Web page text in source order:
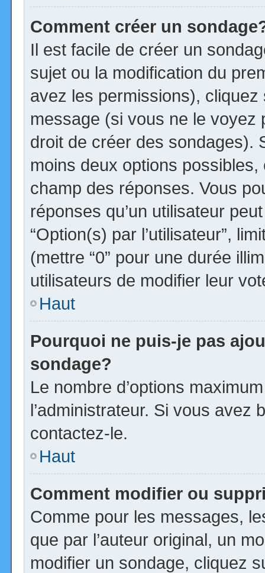
Comment créer un
Il est facile de créer un
sujet ou la modification du
avez les permissions), cliquez
message (si vous ne le voyez
droit de créer des sondages).
moins deux options
champ des réponses. Vous
réponses qu’un utilisateur
“Option(s) par l’utilisateur”,
(mettre “0” pour une durée
utilisateurs de modifier leur
Haut
Pourquoi ne puis-je pas
sondage?
Le nombre d’options
l’administrateur. Si vous avez
contactez-le.
Haut
Comment modifier ou
Comme pour les messages,
que par l’auteur original, un
modifier un sondage, cliquez